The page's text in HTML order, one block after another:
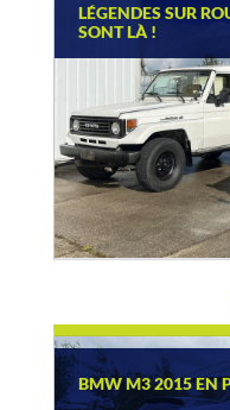
LÉGENDES SUR
SONT LÀ !
BMW M3 2015 EN